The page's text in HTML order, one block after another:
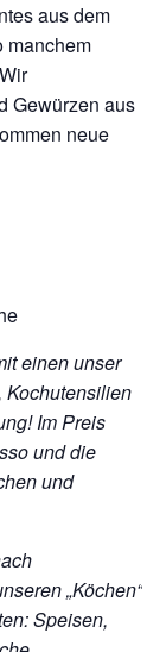
aus dem
manchem
Gewürzen aus
neue
einen unser
Kochutensilien
Im Preis
und die
und
„Köchen“
Speisen,